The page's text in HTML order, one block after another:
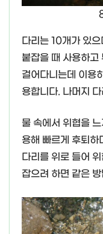
다리는 10개가 있
붙잡을 때 사용하고
걸어다니는데 이용
용합니다. 나머지
물 속에서 위협을
용해 빠르게 후퇴하
다리를 위로 들어
잡으려 하면 같은